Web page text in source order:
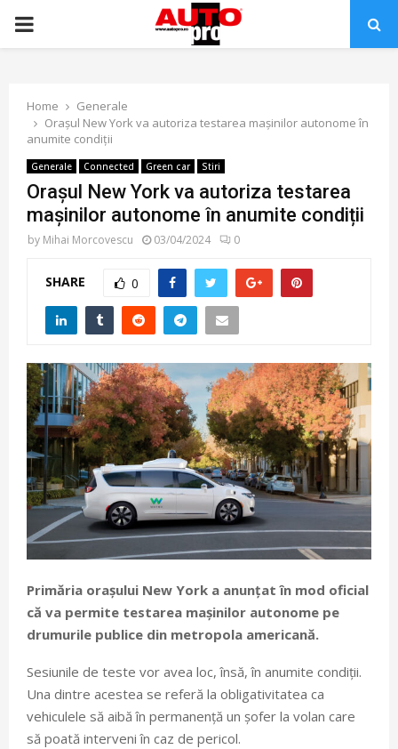
PRIMARY
Home
Generale
Orașul New York va autoriza testarea mașinilor autonome în
anumite condiții
Generale Connected Green car Stiri
Orașul New York va autoriza testarea
mașinilor autonome în anumite condiții
by Mihai Morcovescu 03/04/2024 0
SHARE 0
Primăria orașului New York a anunțat în mod oficial
că va permite testarea mașinilor autonome pe
drumurile publice din metropola americană.
Sesiunile de teste vor avea loc, însă, în anumite condiții.
Una dintre acestea se referă la obligativitatea ca
vehiculele să aibă în permanență un șofer la volan care
să poată interveni în caz de pericol.